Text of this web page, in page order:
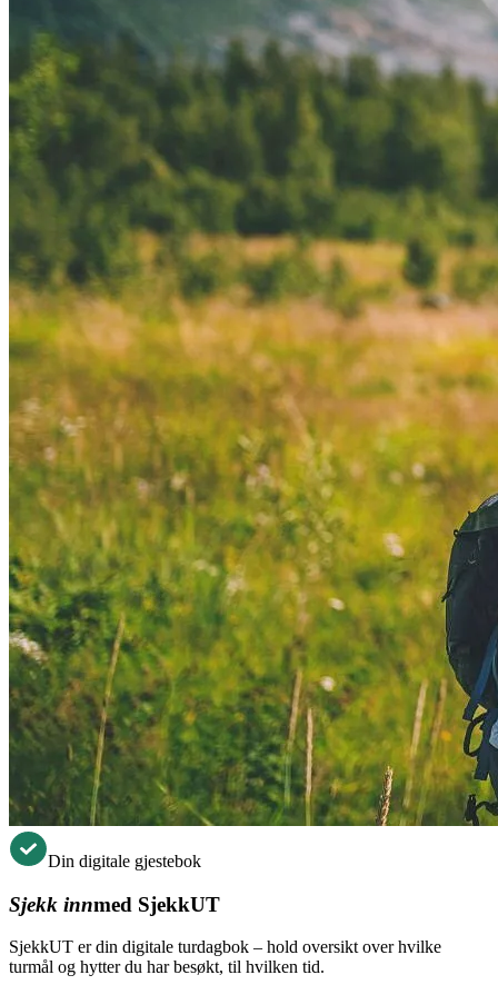
Din digitale gjestebok
Sjekk innmed SjekkUT
SjekkUT er din digitale turdagbok – hold oversikt over hvilke
turmål og hytter du har besøkt, til hvilken tid.